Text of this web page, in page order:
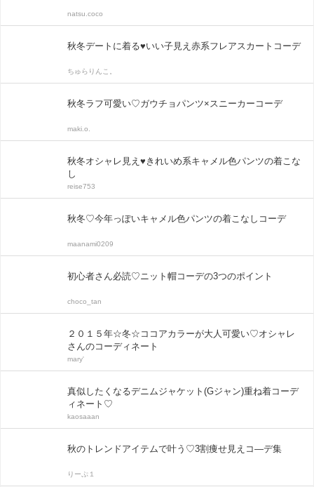
natsu.coco
秋冬デートに着る♥いい子見え赤系フレアスカートコーデ
ちゅらりんこ。
秋冬ラフ可愛い♡ガウチョパンツ×スニーカーコーデ
maki.o.
秋冬オシャレ見え♥きれいめ系キャメル色パンツの着こな
し
reise753
秋冬♡今年っぽいキャメル色パンツの着こなしコーデ
maanami0209
初心者さん必読♡ニット帽コーデの3つのポイント
choco_tan
２０１５年☆冬☆ココアカラーが大人可愛い♡オシャレ
さんのコーディネート
mary'
真似したくなるデニムジャケット(Gジャン)重ね着コーデ
ィネート♡
kaosaaan
秋のトレンドアイテムで叶う♡3割痩せ見えコ―デ集
りーぷ１